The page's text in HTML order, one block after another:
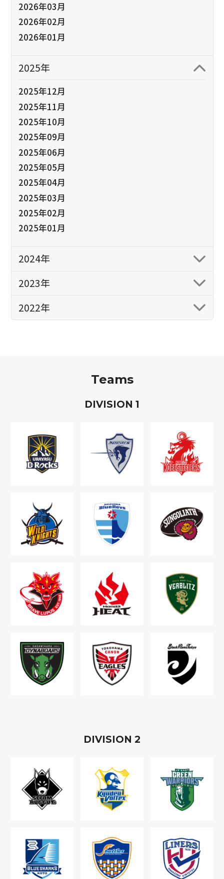
2026年03月
2026年02月
2026年01月
2025年
2025年12月
2025年11月
2025年10月
2025年09月
2025年06月
2025年05月
2025年04月
2025年03月
2025年02月
2025年01月
2024年
2023年
2022年
Teams
DIVISION 1
DIVISION 2